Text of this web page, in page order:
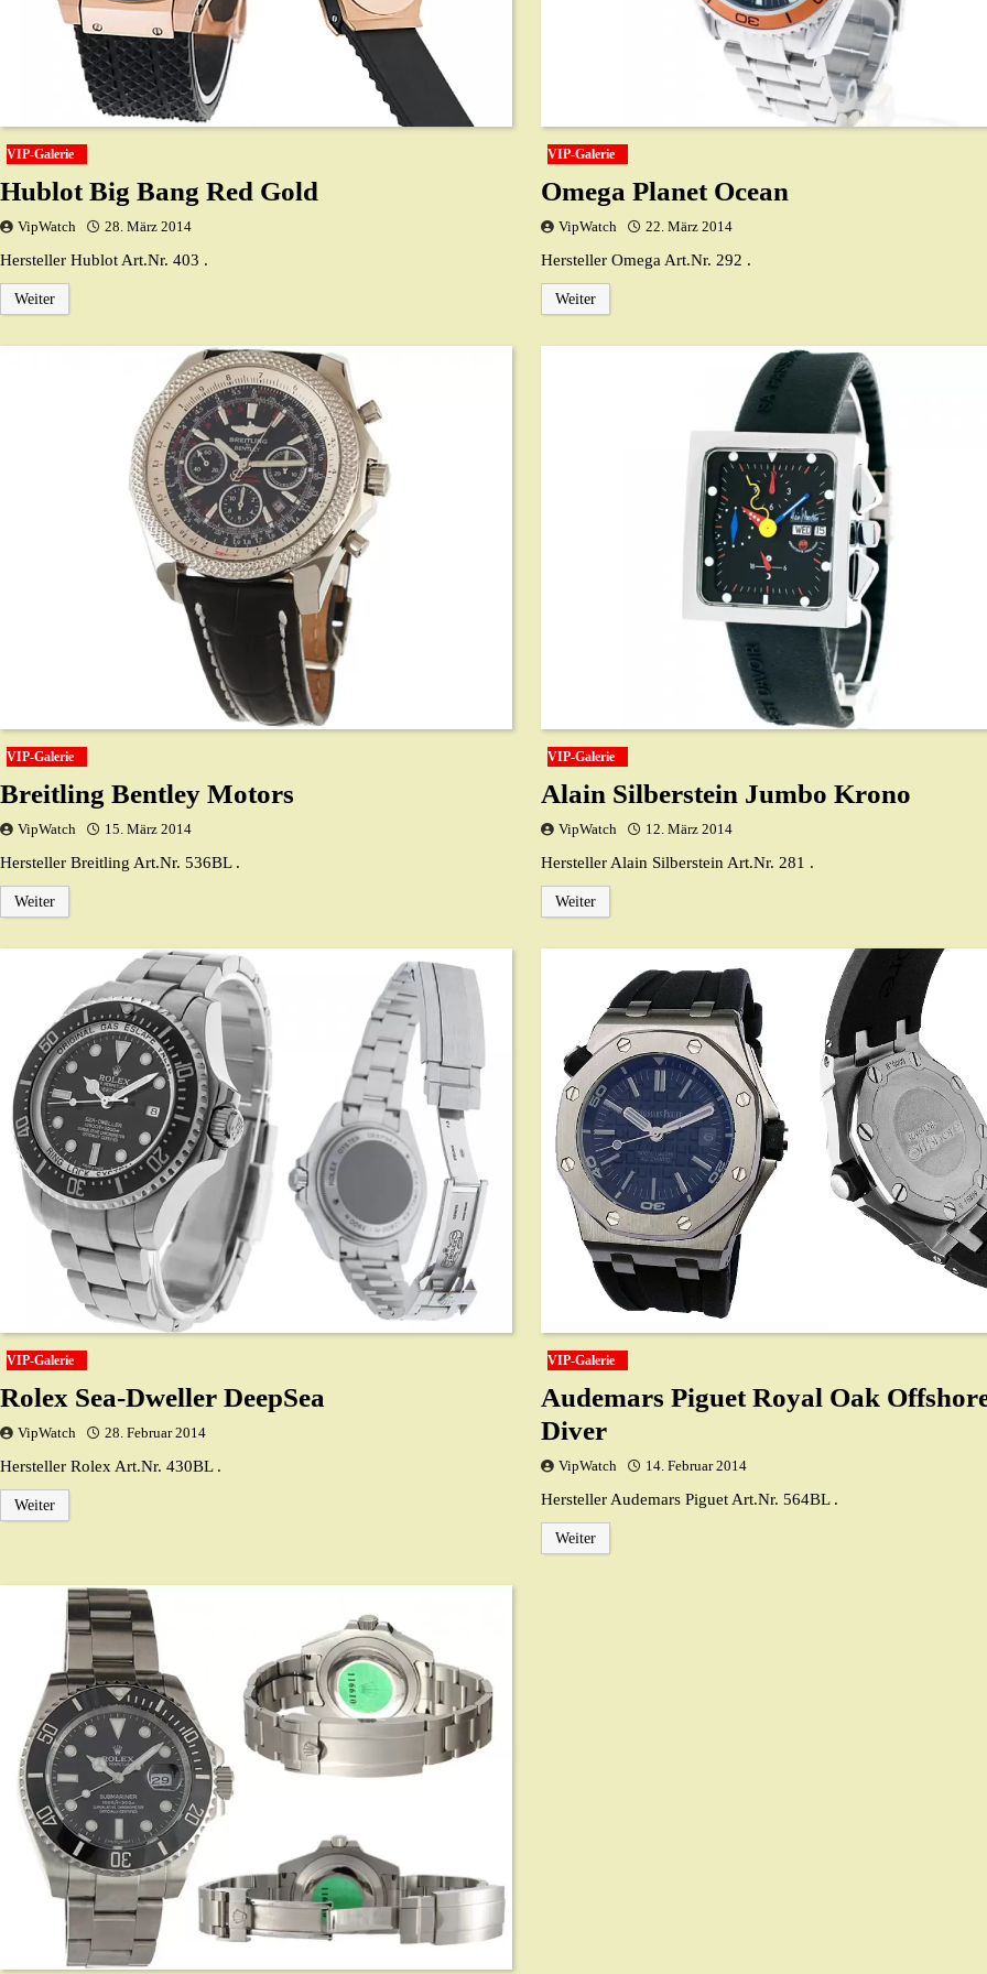
VIP-Galerie
Hublot Big Bang Red Gold
VipWatch 28. März 2014
Hersteller Hublot Art.Nr. 403 .
Weiter
VIP-Galerie
Omega Planet Ocean
VipWatch 22. März 2014
Hersteller Omega Art.Nr. 292 .
Weiter
VIP-Galerie
Breitling Bentley Motors
VipWatch 15. März 2014
Hersteller Breitling Art.Nr. 536BL .
Weiter
VIP-Galerie
Alain Silberstein Jumbo Krono
VipWatch 12. März 2014
Hersteller Alain Silberstein Art.Nr. 281 .
Weiter
VIP-Galerie
Rolex Sea-Dweller DeepSea
VipWatch 28. Februar 2014
Hersteller Rolex Art.Nr. 430BL .
Weiter
VIP-Galerie
Audemars Piguet Royal Oak
Diver
VipWatch 14. Februar 2014
Hersteller Audemars Piguet Art.Nr. 564BL .
Weiter